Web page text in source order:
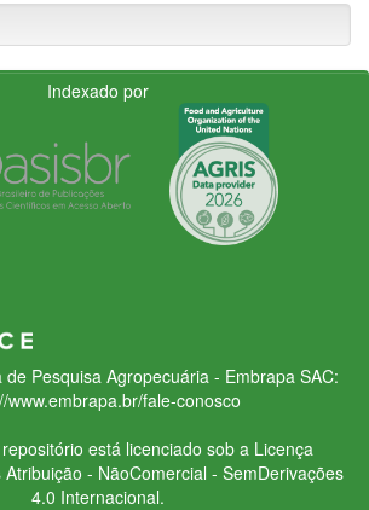
Indexado por
de Pesquisa Agropecuária - Embrapa SAC:
www.embrapa.br/fale-conosco
está licenciado sob a Licença
Atribuição - NãoComercial - SemDerivações
4.0 Internacional.